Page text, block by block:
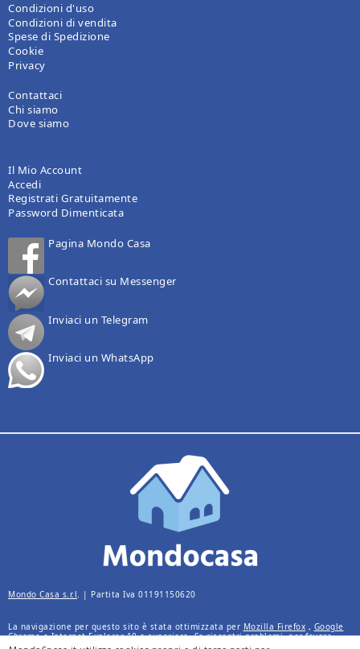
Condizioni d'uso
Condizioni di vendita
Spese di Spedizione
Cookie
Privacy
Contattaci
Chi siamo
Dove siamo
Il Mio Account
Accedi
Registrati Gratuitamente
Password Dimenticata
Pagina Mondo Casa
Contattaci su Messenger
Inviaci un Telegram
Inviaci un WhatsApp
Mondo Casa s.r.l. | Partita Iva 01191150620
La navigazione per questo sito è stata ottimizzata per Mozilla Firefox , Google
ChromeeInternet Explorer 10o superiore. Se riscontri problemi, per favore,
installa uno di questi browser.